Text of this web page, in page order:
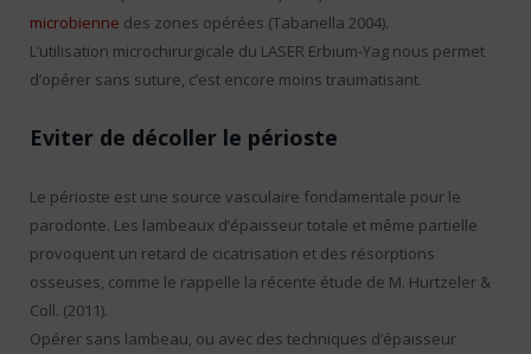
microbienne des zones opérées (Tabanella 2004).
L’utilisation microchirurgicale du LASER Erbium-Yag nous permet
d’opérer sans suture, c’est encore moins traumatisant.
Eviter de décoller le périoste
Le périoste est une source vasculaire fondamentale pour le
parodonte. Les lambeaux d’épaisseur totale et même partielle
provoquent un retard de cicatrisation et des résorptions
osseuses, comme le rappelle la récente étude de M. Hurtzeler &
Coll. (2011).
Opérer sans lambeau, ou avec des techniques d’épaisseur